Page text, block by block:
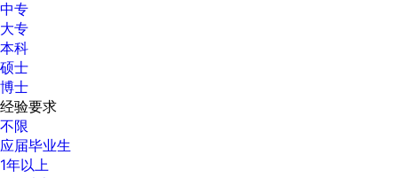
中专
大专
本科
硕士
博士
经验要求
不限
应届毕业生
1年以上